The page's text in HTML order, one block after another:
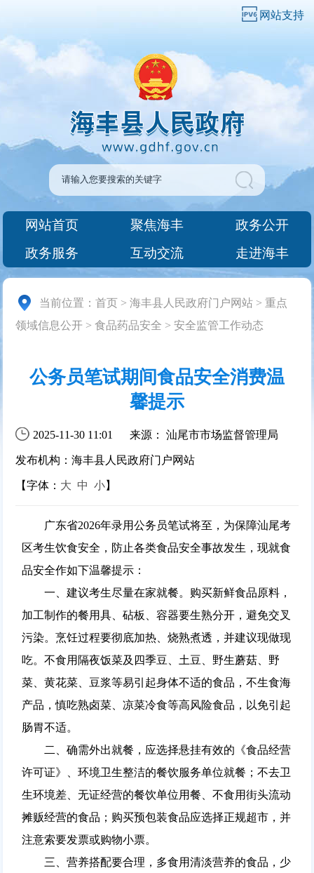
网站支持
网站首页 聚焦海丰
政务公开
政务服务
互动交流 走进海丰
当前位置：首页 >海丰县人民政府门户网站 >重点
领域信息公开 >食品药品安全 >安全监管工作动态
公务员笔试期间食品安全消费温
馨提示
2025-11-30 11:01 来源： 汕尾市市场监督管理局
发布机构：海丰县人民政府门户网站
【字体： 大 中 小】
广东省2026年录用公务员笔试将至，为保障汕尾考
区考生饮食安全，防止各类食品安全事故发生，现就食
品安全作如下温馨提示：
一、 建议考生尽量在家就餐。购买新鲜食品原料，
加工制作的餐用具、砧板、容器要生熟分开，避免交叉
污染。烹饪过程要彻底加热、烧熟煮透，并建议现做现
吃。不食用隔夜饭菜及四季豆、土豆、野生蘑菇、野
菜、黄花菜、豆浆等易引起身体不适的食品，不生食海
产品，慎吃熟卤菜、凉菜冷食等高风险食品，以免引起
肠胃不适。
二、 确需外出就餐，应选择悬挂有效的《食品经营
许可证》、环境卫生整洁的餐饮服务单位就餐；不去卫
生环境差、无证经营的餐饮单位用餐、不食用街头流动
摊贩经营的食品；购买预包装食品应选择正规超市，并
注意索要发票或购物小票。
三、营养搭配要合理，多食用清淡营养的食品，少